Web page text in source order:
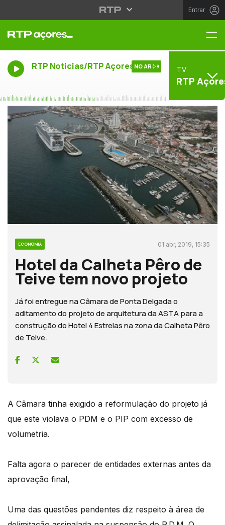
Entrar
RTP Noticias/RTP Açores NO AR TV
RTP
ECONOMIA 01 abr, 2019, 15:35
Hotel da Calheta Pêro de
Teive tem novo projeto
Já foi entregue na Câmara de Ponta Delgada o
aditamento do projeto de arquitetura da ASTA para a
construção do Hotel 4 Estrelas na zona da Calheta Pêro
de Teive.
A Câmara tinha exigido a reformulação do projeto já
que este violava o PDM e o PIP com excesso de
volumetria.
Falta agora o parecer de entidades externas antes da
aprovação final,
Uma das questões pendentes diz respeito à área de